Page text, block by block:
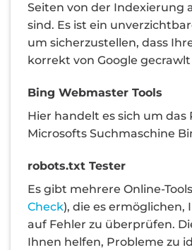
Seiten von der Indexierung
sind. Es ist ein
um sicherzustellen, dass
korrekt von Google
Bing Webmaster Tools
Hier handelt es sich um das
Microsofts Suchmaschine
robots.txt Tester
Es gibt mehrere Online-
Check), die es ermöglichen,
auf Fehler zu überprüfen.
Ihnen helfen, Probleme zu